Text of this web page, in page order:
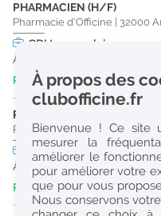
PHARMACIEN (H/F)
Pharmacie d'Officine 32000
CDI temps plein
À partir du 31/08/26
Publiée il y a 5 jour(s)
PHARMACIEN (H/F)
Pharmacie d'Officine|32300
temps plein
À partir du 30/08/26
Publiée il y a 6 jour(s)
À propos des
clubofficine.fr
Bienvenue ! Ce site
mesurer la
améliorer le
pour améliorer votre
que pour vous
Nous conservons